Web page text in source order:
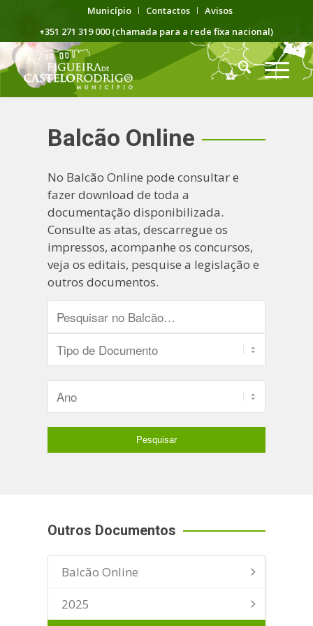
Município Contactos
Avisos
+351 271 319 000 (chamada para a rede fixa nacional)
Balcão Online
No Balcão Online pode consultar e
fazer download de toda a
documentação disponibilizada.
Consulte as atas, descarregue os
impressos, acompanhe os concursos,
veja os editais, pesquise a legislação e
outros documentos.
Outros Documentos
Balcão Online
2025